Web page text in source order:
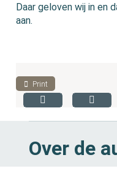
Daar geloven wij in en
aan.
Print
Over de